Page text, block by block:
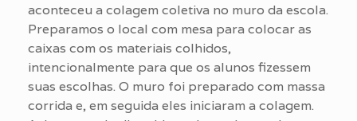
aconteceu a colagem coletiva no muro da escola.
Preparamos o local com mesa para colocar as
caixas com os materiais colhidos,
intencionalmente para que os alunos fizessem
suas escolhas. O muro foi preparado com massa
corrida e, em seguida eles iniciaram a colagem.